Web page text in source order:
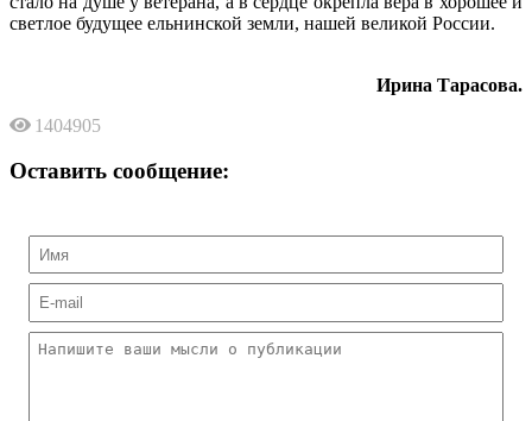
светлое будущее ельнинской земли, нашей великой России.
Ирина Тарасова.
1404905
Оставить сообщение: